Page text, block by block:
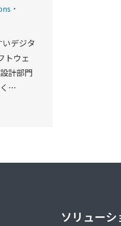
デジタ
トウェ
計部門
く…
ソリューシ